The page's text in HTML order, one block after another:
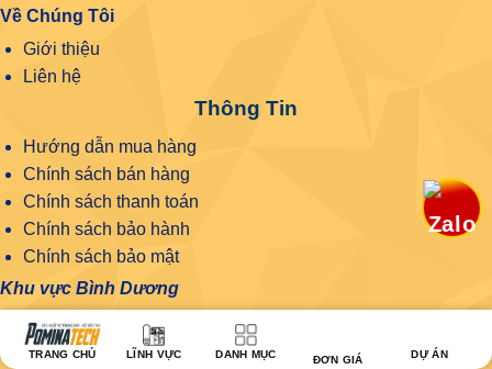
Về Chúng Tôi
Giới thiệu
Liên hệ
Thông Tin
Hướng dẫn mua hàng
Chính sách bán hàng
Chính sách thanh toán
Chính sách bảo hành
Chính sách bảo mật
Khu vực Bình Dương
KỆ SIÊU THỊ POMINATECH BÌNH DƯƠNG
Địa chỉ: 76 Bùi Văn Bình, Phú Lợi, Thủ Dầu Một, Bình
TRANG CHỦ LĨNH VỰC DANH MỤC ĐƠN GIÁ DỰ ÁN